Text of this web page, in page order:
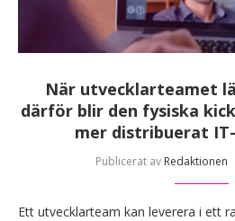
När utvecklarteamet
därför blir den fysiska
mer distribuerat
Publicerat av Redaktionen
Ett utvecklarteam kan leverera i ett